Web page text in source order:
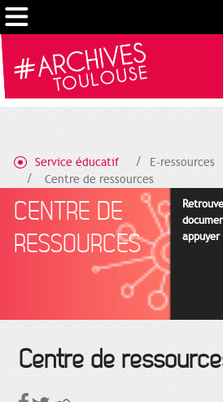
Service éducatif
E-ressources
Centre de ressources
CENTRE DE
RESSOURCES
Centre de
Cookies management panel